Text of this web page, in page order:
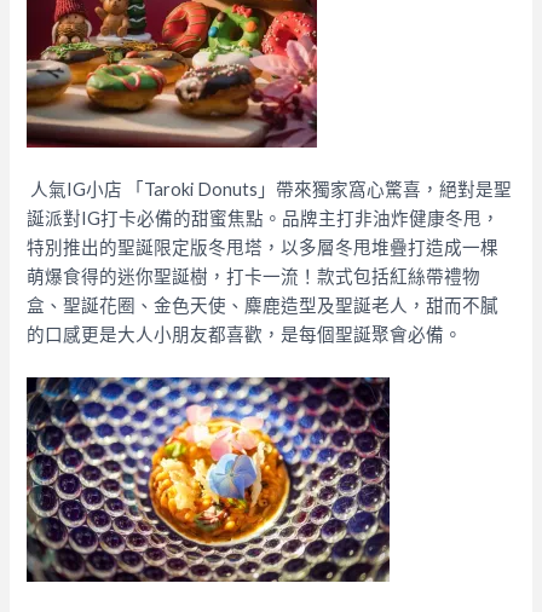
人氣IG小店 「Taroki Donuts」帶來獨家窩心驚喜，絕對是聖
誕派對IG打卡必備的甜蜜焦點。品牌主打非油炸健康冬甩，
特別推出的聖誕限定版冬甩塔，以多層冬甩堆疊打造成一棵
萌爆食得的迷你聖誕樹，打卡一流！款式包括紅絲帶禮物
盒、聖誕花圈、金色天使、麋鹿造型及聖誕老人，甜而不膩
的口感更是大人小朋友都喜歡，是每個聖誕聚會必備。